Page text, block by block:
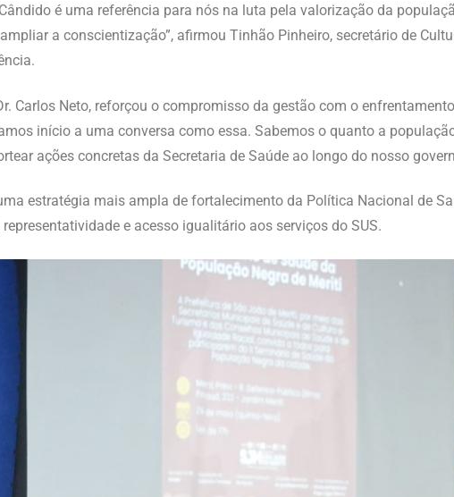
é uma referência para nós na luta pela valorização da
a conscientização”, afirmou Tinhão Pinheiro, secretário de
Carlos Neto, reforçou o compromisso da gestão com o
início a uma conversa como essa. Sabemos o quanto a
ações concretas da Secretaria de Saúde ao longo do nosso
estratégia mais ampla de fortalecimento da Política Nacional de
e acesso igualitário aos serviços do SUS.